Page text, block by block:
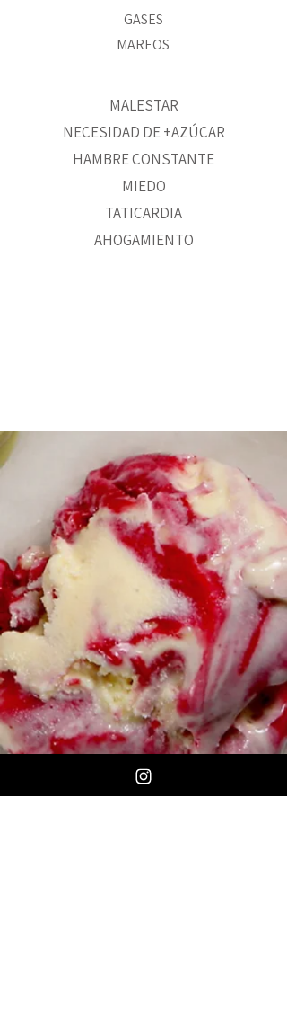
GASES
MAREOS
MALESTAR
NECESIDAD DE +AZÚCAR
HAMBRE CONSTANTE
MIEDO
TATICARDIA
AHOGAMIENTO